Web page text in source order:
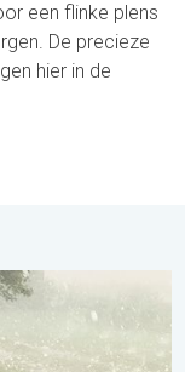
een flinke plens
De precieze
hier in de
treft steden. . .